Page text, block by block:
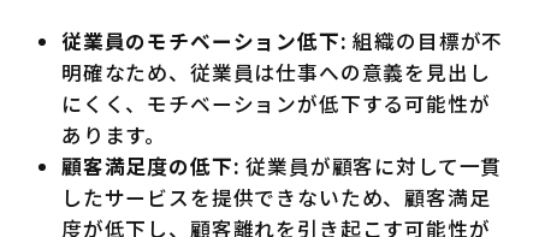
従業員のモチベーション低下: 組織の目標が不
明確なため、従業員は仕事への意義を見出し
にくく、モチベーションが低下する可能性が
あります。
顧客満足度の低下: 従業員が顧客に対して一貫
したサービスを提供できないため、顧客満足
度が低下し、顧客離れを引き起こす可能性が